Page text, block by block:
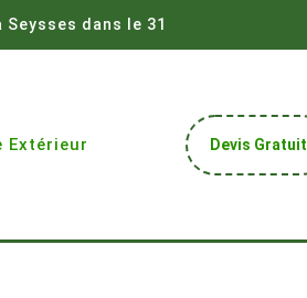
Seysses dans le 31
Extérieur Devis Gratuit